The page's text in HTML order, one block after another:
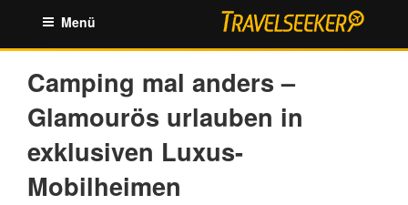
springen
Menü
Camping mal anders –
Glamourös urlauben in
exklusiven Luxus-
Mobilheimen